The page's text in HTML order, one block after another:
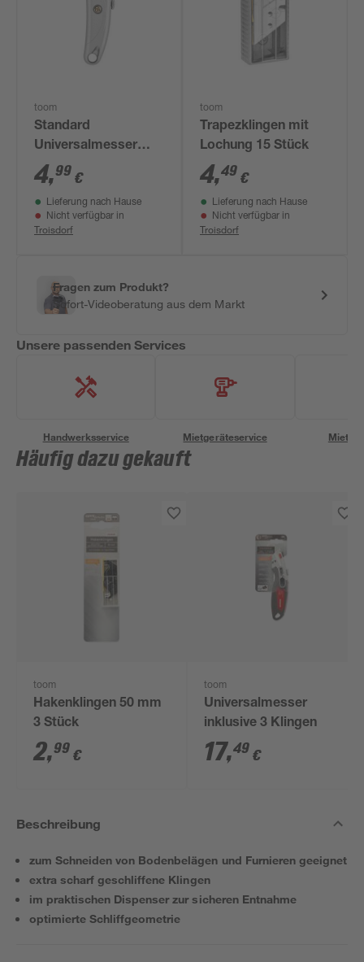
toom
Standard
Universalmesser
einziehbar
4,99 €
Lieferung nach Hause
Nicht verfügbar in
Troisdorf
toom
Trapezklingen mit
Lochung 15 Stück
4,49 €
Lieferung nach Hause
Nicht verfügbar in
Troisdorf
Fragen zum Produkt?
Sofort-Videoberatung aus dem Markt
Unsere passenden Services
Handwerksservice Mietgeräteservice
Häufig dazu gekauft
toom
Hakenklingen 50 mm
3 Stück
2,99 €
toom
Universalmesser
inklusive 3 Klingen
17,49 €
Beschreibung
zum Schneiden von Bodenbelägen und Furnieren geeignet
extra scharf geschliffene Klingen
im praktischen Dispenser zur sicheren Entnahme
optimierte Schliffgeometrie